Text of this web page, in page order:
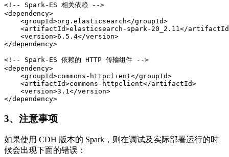
<!-- Spark-ES 相关依赖 -->
<dependency>
    <groupId>org.elasticsearch</groupId>
<artifactId>elasticsearch-spark-20_2.11</
    <version>6.5.4</version>
</dependency>
<!-- Spark-ES 依赖的 HTTP 传输组件 -->
<dependency>
    <groupId>commons-httpclient</groupId>
    <artifactId>commons-httpclient</artifactId>
    <version>3.1</version>
</dependency>
3、注意事项
如果使用 CDH 版本的 Spark，则在调试及实际部署运行的时
候会出现下面的错误：